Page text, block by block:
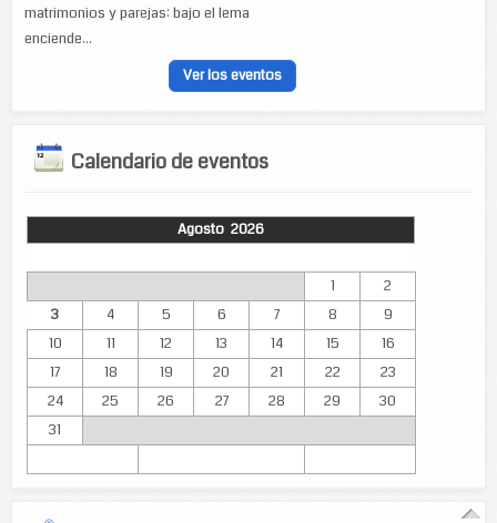
matrimonios y parejas: bajo el lema
enciende...
Ver los eventos
Calendario de eventos
Agosto 2026
1
2
3
4 5 6 7 8
9
10
11 12 13 14 15
16
17
18 19 20 21 22
23
24
25 26 27 28 29
30
31